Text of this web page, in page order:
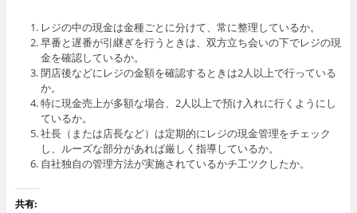
レジの中の現金は金種ごとに分けて、常に整理しているか。
早番と遅番が引継ぎを行うときは、双方立ち会いの下でレジの現
金を確認しているか。
閉店後などにレジの金額を確認するときは2人以上で行っている
か。
特に現金売上が多額な場合、2人以上で預け入れに行くようにし
ているか。
社長（または店長など）は定期的にレジの現金管理をチェック
し、ルーズな部分があれば厳しく指導しているか。
自社独自の管理方法が実施されているかチ工ツクしたか。
共有: